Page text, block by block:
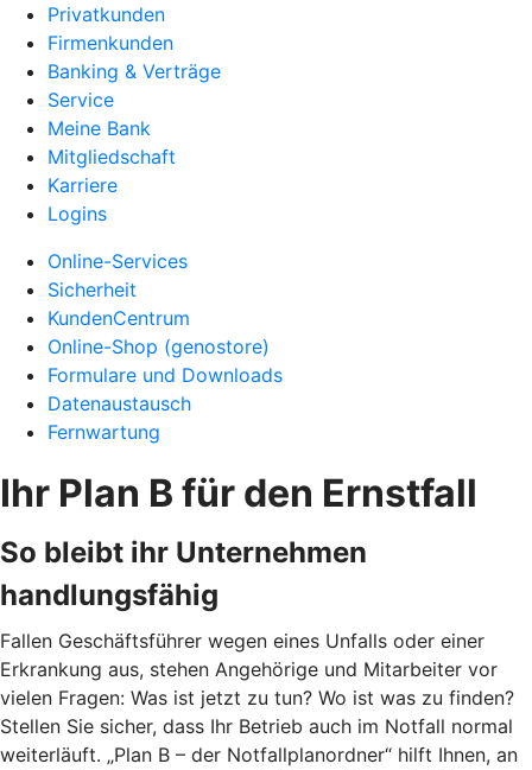
Privatkunden
Firmenkunden
Banking & Verträge
Service
Meine Bank
Mitgliedschaft
Karriere
Logins
Online-Services
Sicherheit
KundenCentrum
Online-Shop (genostore)
Formulare und Downloads
Datenaustausch
Fernwartung
Ihr Plan B für den Ernstfall
So bleibt ihr Unternehmen
handlungsfähig
Fallen Geschäftsführer wegen eines Unfalls oder einer
Erkrankung aus, stehen Angehörige und Mitarbeiter vor
vielen Fragen: Was ist jetzt zu tun? Wo ist was zu finden?
Stellen Sie sicher, dass Ihr Betrieb auch im Notfall normal
weiterläuft. „Plan B – der Notfallplanordner“ hilft Ihnen, an